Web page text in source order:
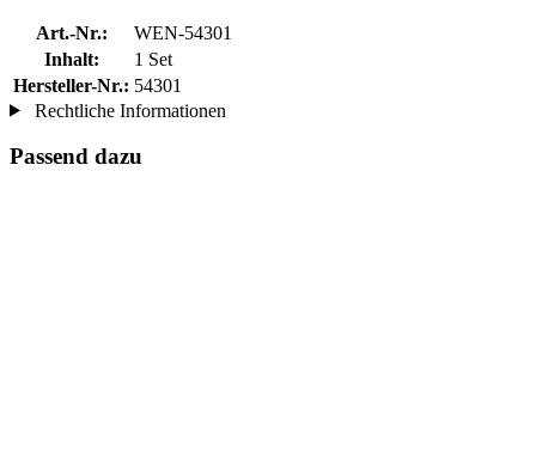
Art.-Nr.:
WEN-54301
Inhalt:
1 Set
Hersteller-Nr.: 54301
Rechtliche Informationen
Passend dazu